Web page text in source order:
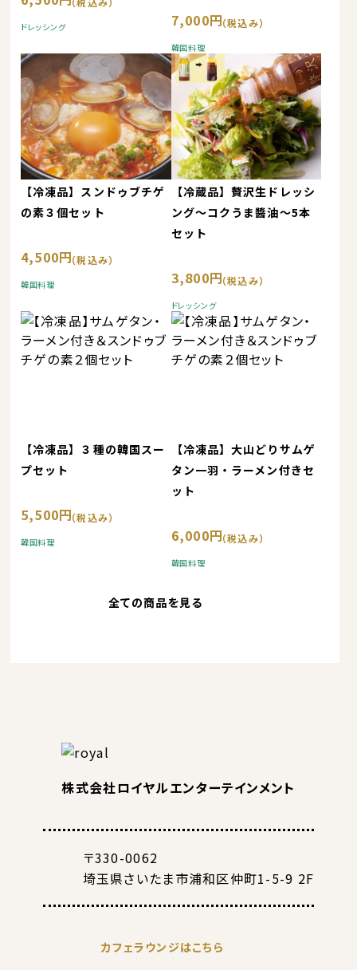
ドレッシング 7,000円
韓国料理
【冷凍品】スンドゥブチゲ
の素３個セット
4,500円
韓国料理
【冷蔵品】贅沢生ドレッシ
ング～コクうま醬油～5本
セット
3,800円
ドレッシング
【冷凍品】３種の韓国スー
プセット
5,500円
韓国料理
【冷凍品】大山どりサムゲ
タン一羽・ラーメン付きセ
ット
6,000円
韓国料理
全ての商品を見る
株式会社ロイヤルエンターテインメント
〒330-0062
埼玉県さいたま市浦和区仲町1-5-9 2F
カフェラウンジはこちら